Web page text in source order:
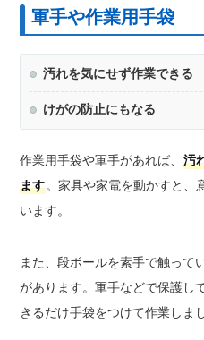
軍手や作業用手袋
汚れを気にせず作業できる
けがの防止にもなる
作業用手袋や軍手があれば、汚
ます。家具や家電を動かすと、
います。
また、段ボールを素手で触って
があります。軍手などで保護し
きるだけ手袋をつけて作業しま